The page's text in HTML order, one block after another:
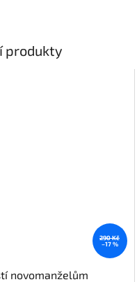
produkty
290 Kč
–17 %
novomanželům